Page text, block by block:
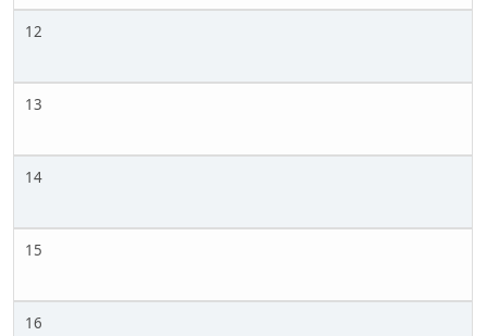
12
13
14
15
16